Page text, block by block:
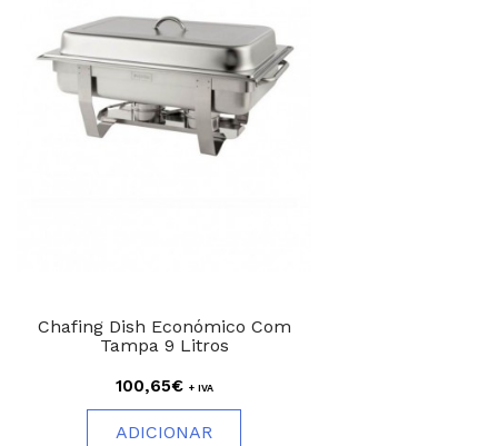
Chafing Dish Económico Com
Tampa 9 Litros
100,65€ + IVA
ADICIONAR